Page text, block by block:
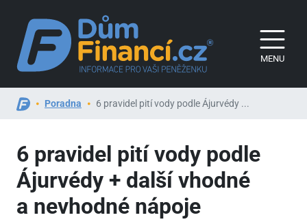
MENU
Poradna 6 pravidel pití vody podle Ájurvédy ...
6 pravidel pití vody podle
Ájurvédy + další vhodné
a nevhodné nápoje